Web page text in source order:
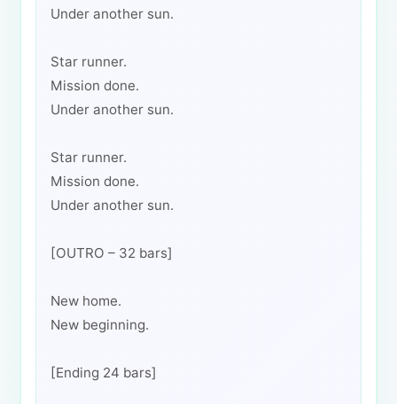
Under another sun.
Star runner.
Mission done.
Under another sun.
Star runner.
Mission done.
Under another sun.
[OUTRO – 32 bars]
New home.
New beginning.
[Ending 24 bars]